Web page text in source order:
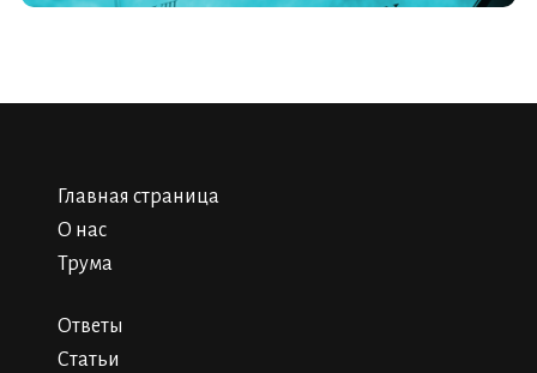
Главная страница
О нас
Трума
Ответы
Статьи